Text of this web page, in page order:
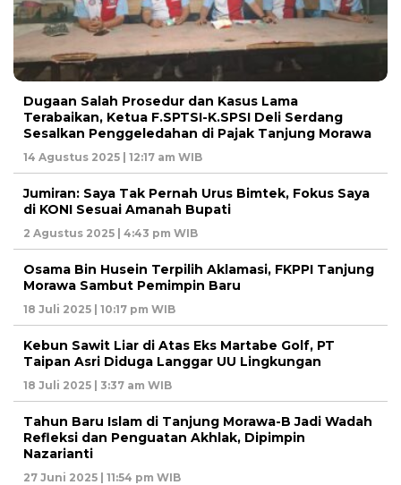
Dugaan Salah Prosedur dan Kasus Lama
Terabaikan, Ketua F.SPTSI-K.SPSI Deli Serdang
Sesalkan Penggeledahan di Pajak Tanjung Morawa
14 Agustus 2025 | 12:17 am WIB
Jumiran: Saya Tak Pernah Urus Bimtek, Fokus Saya
di KONI Sesuai Amanah Bupati
2 Agustus 2025 | 4:43 pm WIB
Osama Bin Husein Terpilih Aklamasi, FKPPI Tanjung
Morawa Sambut Pemimpin Baru
18 Juli 2025 | 10:17 pm WIB
Kebun Sawit Liar di Atas Eks Martabe Golf, PT
Taipan Asri Diduga Langgar UU Lingkungan
18 Juli 2025 | 3:37 am WIB
Tahun Baru Islam di Tanjung Morawa-B Jadi Wadah
Refleksi dan Penguatan Akhlak, Dipimpin
Nazarianti
27 Juni 2025 | 11:54 pm WIB